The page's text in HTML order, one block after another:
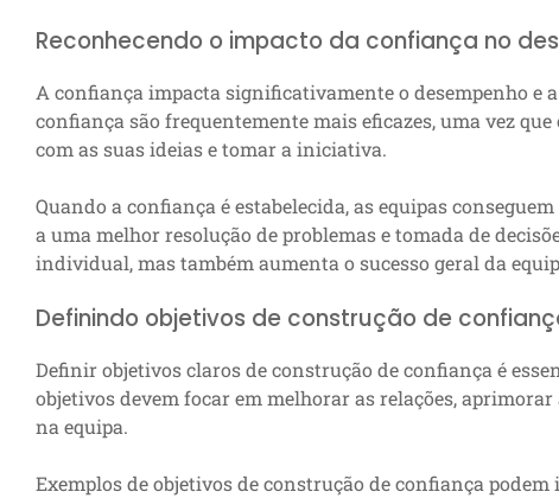
Reconhecendo o impacto da confiança no
A confiança impacta significativamente o desempenho e
confiança são frequentemente mais eficazes, uma vez
com as suas ideias e tomar a iniciativa.
Quando a confiança é estabelecida, as equipas
a uma melhor resolução de problemas e tomada de
individual, mas também aumenta o sucesso geral da
Definindo objetivos de construção de
Definir objetivos claros de construção de confiança é
objetivos devem focar em melhorar as relações,
na equipa.
Exemplos de objetivos de construção de confiança